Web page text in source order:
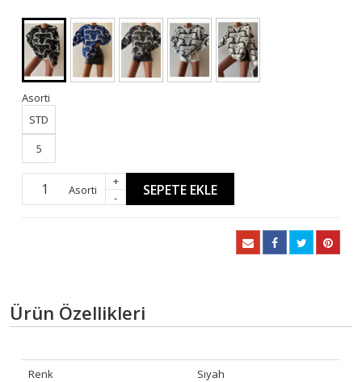
Asorti
STD
5
Asorti
+
-
SEPETE EKLE
Ürün Özellikleri
Renk
Siyah